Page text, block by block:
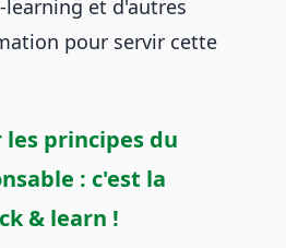
et d'autres
pour servir cette
principes du
: c'est la
& learn !